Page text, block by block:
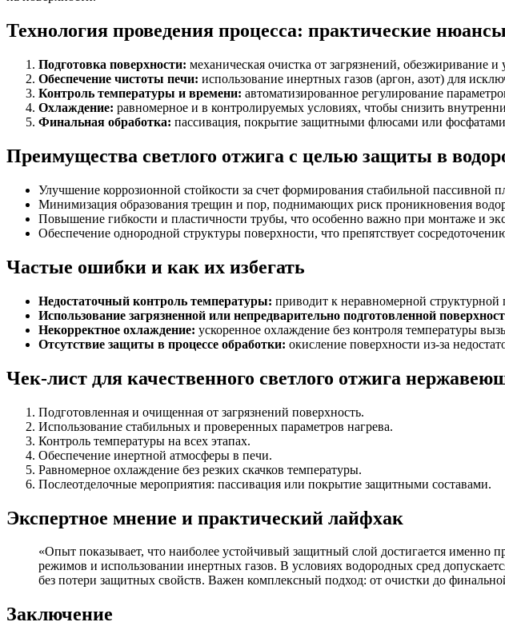
Технология проведения процесса: практические
Подготовка поверхности: механическая очистка от загрязнений, обезжиривание
Обеспечение чистоты печи: использование инертных газов (аргон, азот) для
Контроль температуры и времени: автоматизированное регулирование
Охлаждение: равномерное и в контролируемых условиях, чтобы снизить
Финальная обработка: пассивация, покрытие защитными флюсами или фосфатами
Преимущества светлого отжига с целью защиты в
Улучшение коррозионной стойкости за счет формирования стабильной пассивной
Минимизация образования трещин и пор, поднимающих риск проникновения
Повышение гибкости и пластичности трубы, что особенно важно при монтаже и
Обеспечение однородной структуры поверхности, что препятствует
Частые ошибки и как их избегать
Недостаточный контроль температуры: приводит к неравномерной структурной
Использование загрязненной или непредварительно подготовленной
Некорректное охлаждение: ускоренное охлаждение без контроля температуры
Отсутствие защиты в процессе обработки: окисление поверхности из-за
Чек-лист для качественного светлого отжига
Подготовленная и очищенная от загрязнений поверхность.
Использование стабильных и проверенных параметров нагрева.
Контроль температуры на всех этапах.
Обеспечение инертной атмосферы в печи.
Равномерное охлаждение без резких скачков температуры.
Послеотделочные мероприятия: пассивация или покрытие защитными составами.
Экспертное мнение и практический лайфхак
«Опыт показывает, что наиболее устойчивый защитный слой достигается именно
режимов и использовании инертных газов. В условиях водородных сред
без потери защитных свойств. Важен комплексный подход: от очистки до
Заключение